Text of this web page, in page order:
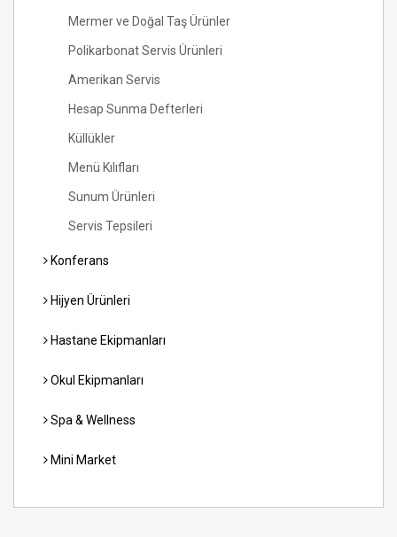
Mermer ve Doğal Taş Ürünler
Polikarbonat Servis Ürünleri
Amerikan Servis
Hesap Sunma Defterleri
Küllükler
Menü Kılıfları
Sunum Ürünleri
Servis Tepsileri
Konferans
Hijyen Ürünleri
Hastane Ekipmanları
Okul Ekipmanları
Spa & Wellness
Mini Market